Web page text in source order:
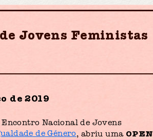
Jovens Feministas
de 2019
Nacional de Jovens
de Género, abriu uma OPEN